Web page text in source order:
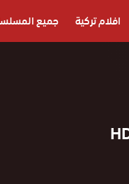
افلام تركية جميع